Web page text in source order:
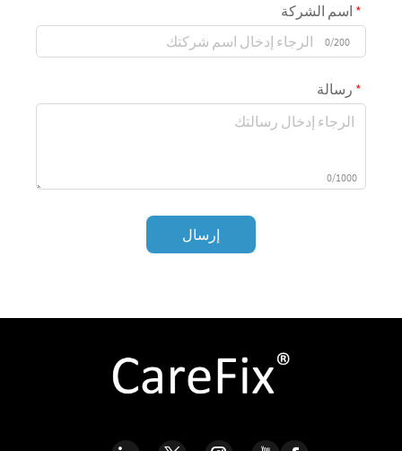
اسم الشركة
0/200
رسالة
0/1000
إرسال